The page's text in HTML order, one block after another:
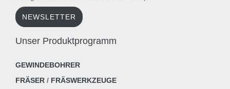
NEWSLETTER
Unser Produktprogramm
GEWINDEBOHRER
FRÄSER / FRÄSWERKZEUGE